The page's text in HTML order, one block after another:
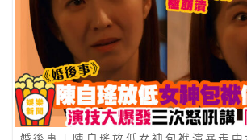
婚後事︱陳自瑤放低女神包袱演暴走